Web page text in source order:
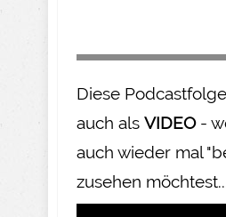
Diese
auch als VIDEO-
auch wieder mal
zusehen